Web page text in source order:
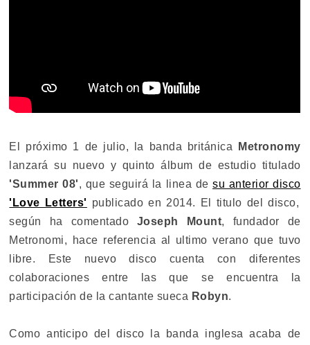
El próximo 1 de julio, la banda británica
Metronomy
lanzará su nuevo y quinto álbum de estudio titulado
'Summer 08', que seguirá la linea desu anterior disco
'Love Letters' publicado en 2014. El titulo del disco,
según ha comentado Joseph Mount, fundador de
Metronomi, hace referencia al ultimo verano que tuvo
libre. Este nuevo disco cuenta con diferentes
colaboraciones entre las que se encuentra la
participación de la cantante sueca Robyn.
Como anticipo del disco la banda inglesa acaba de